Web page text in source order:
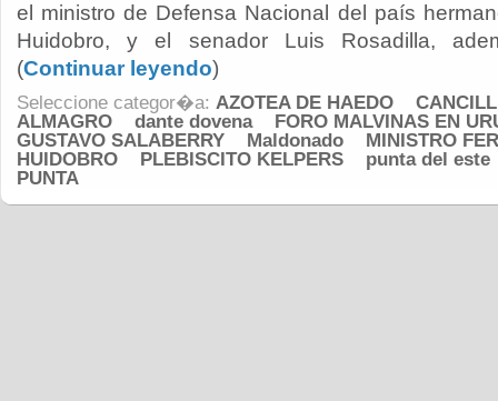
el ministro de Defensa Nacional del país
Huidobro, y el senador Luis Rosadilla,
(Continuar leyendo)
Seleccione categor�a: AZOTEA DE HAEDO
ALMAGRO
dante dovena
FORO MALVINAS EN
GUSTAVO SALABERRY
Maldonado
MINISTRO
HUIDOBRO
PLEBISCITO KELPERS
punta del este
PUNTA